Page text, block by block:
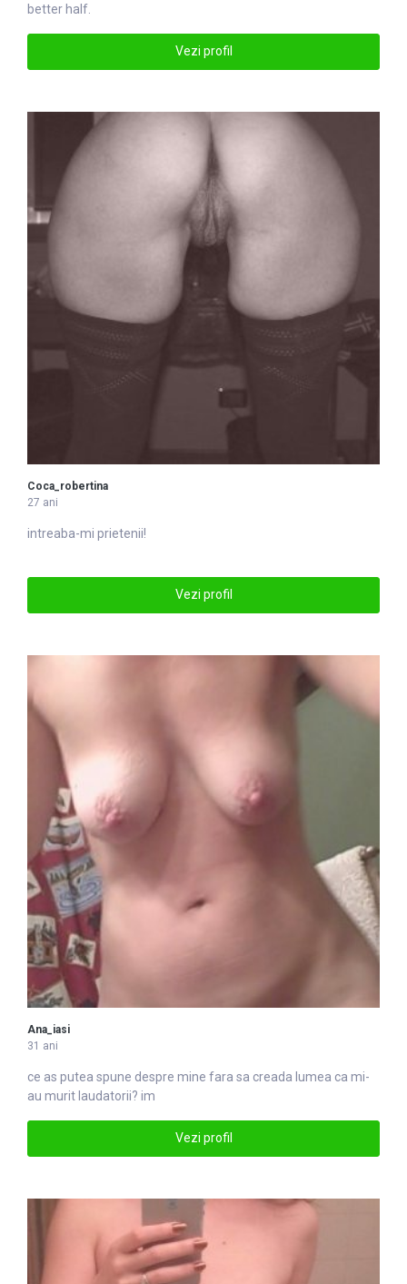
better half.
Vezi profil
Coca_robertina
27 ani
intreaba-mi prietenii!
Vezi profil
Ana_iasi
31 ani
ce as putea spune despre mine fara sa creada lumea ca mi-
au murit laudatorii? im
Vezi profil